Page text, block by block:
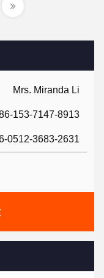
Mrs. Miranda Li
153-7147-8913
0512-3683-2631